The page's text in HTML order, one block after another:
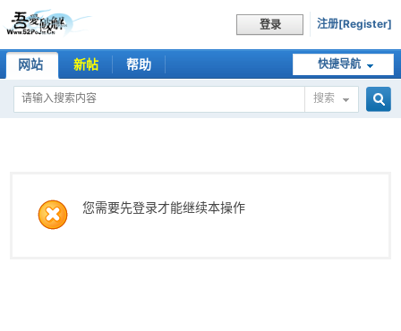
登录 注册[Register]
快捷导航
网站 新帖 帮助
搜索
您需要先登录才能继续本操作